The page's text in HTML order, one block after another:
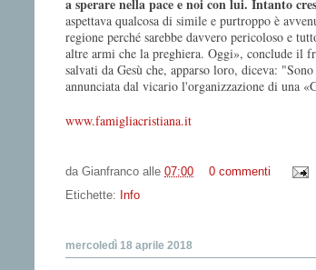
a sperare nella pace e noi con lui. Intanto
aspettava qualcosa di simile e purtroppo è
regione perché sarebbe davvero pericoloso e
altre armi che la preghiera. Oggi», conclude il
salvati da Gesù che, apparso loro, diceva:
annunciata dal vicario l'organizzazione di una
www.famigliacristiana.it
da Gianfranco alle 07:00
0 commenti
Etichette: Info
mercoledì 18 aprile 2018